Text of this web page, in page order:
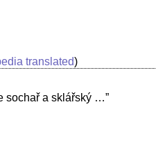
translated)
sochař a sklářský …”